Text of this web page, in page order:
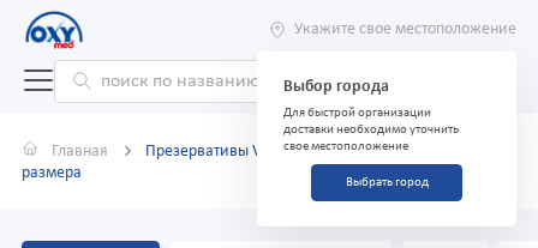
Укажите свое местоположение
Выбор города
Для быстрой организации
доставки необходимо уточнить
свое местоположение
Выбрать город
Главная
Презервативы Vizit Large №3 увеличенного
размера